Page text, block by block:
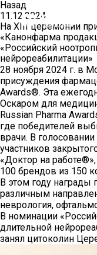
КОМПАНИЯ
О КОМПАНИИ
ПРЕСС-
НАША
ЛИЦЕНЗИИ
Назад
11.12.2024
На XIII церемонии
«Канонфарма
«Российский
нейрореабилитации»
28 ноября 2024 г. в
присуждения
Awards®. Эта
Оскаром для
Russian Pharma
где победителей
врачи. В
участников
«Доктор на работе®»
100 брендов из 150
В этом году награды
различным
неврология,
В номинации
длительной
занял цитоколин